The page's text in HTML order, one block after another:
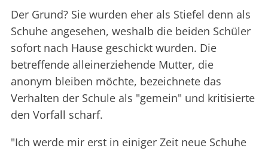
Der Grund? Sie wurden eher als Stiefel denn als
Schuhe angesehen, weshalb die beiden Schüler
sofort nach Hause geschickt wurden. Die
betreffende alleinerziehende Mutter, die
anonym bleiben möchte, bezeichnete das
Verhalten der Schule als "gemein" und kritisierte
den Vorfall scharf.
"Ich werde mir erst in einiger Zeit neue Schuhe